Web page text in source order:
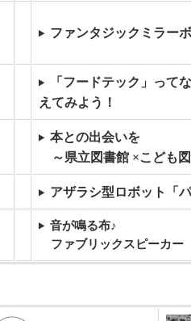
ファンタジックミラー
「フードテック」って
えてみよう！
本との出会いを
～県立図書館 ×こども
アザラシ型ロボット「パ
音が鳴る布♪
ファブリックスピーカー